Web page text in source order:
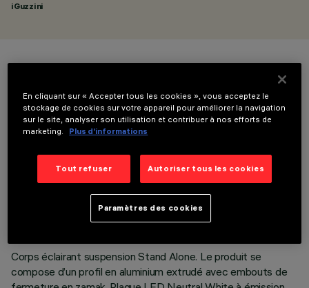
iGuzzini
DONNÉES TECHNIQUES
DERNIÈRE MISE À JOUR: 06/08/2026
Corps éclairant suspension Stand Alone. Le produit se
compose d’un profil en aluminium extrudé avec embouts de
En cliquant sur « Accepter tous les cookies », vous acceptez le
stockage de cookies sur votre appareil pour améliorer la navigation
sur le site, analyser son utilisation et contribuer à nos efforts de
marketing.
Plus d’informations
Tout refuser Autoriser tous les cookies
Paramètres des cookies